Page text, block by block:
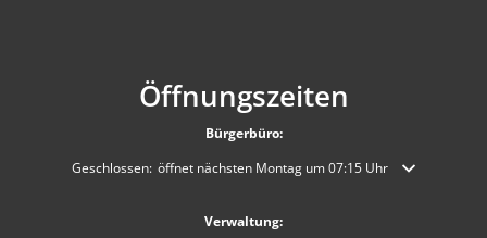
Öffnungszeiten
Bürgerbüro:
Klicken, um weitere Öffnungs- oder Schließzeiten auszublenden
Geschlossen: öffnet nächsten Montag um 07:15 Uhr
Verwaltung: